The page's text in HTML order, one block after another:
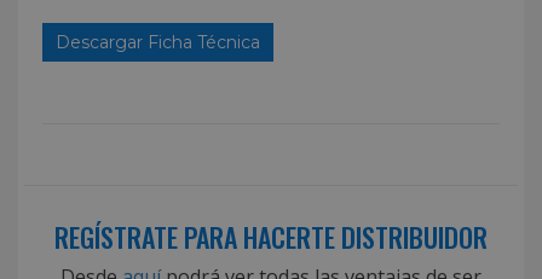
Descargar Ficha Técnica
REGÍSTRATE PARA HACERTE DISTRIBUIDOR